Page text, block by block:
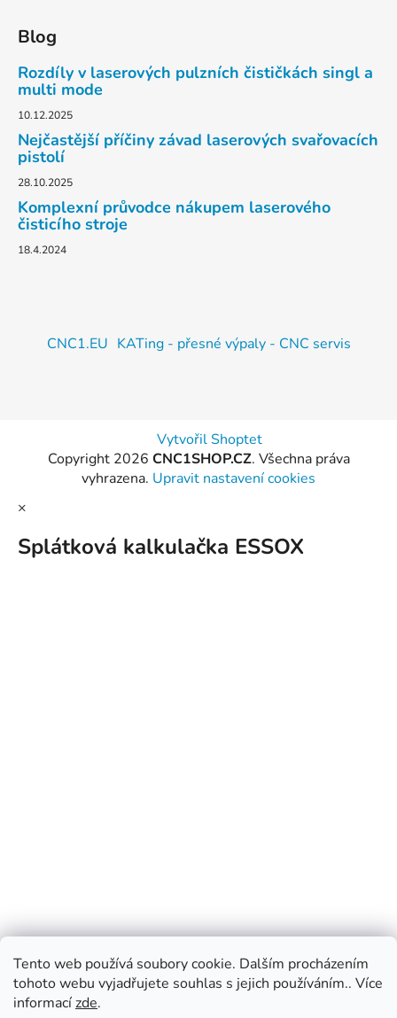
Tento web používá soubory cookie. Dalším procházením
tohoto webu vyjadřujete souhlas s jejich používáním.. Více
informacízde.
Blog
Rozdíly v laserových pulzních čističkách singl a
multi mode
10.12.2025
Nejčastější příčiny závad laserových svařovacích
pistolí
28.10.2025
Komplexní průvodce nákupem laserového
čisticího stroje
18.4.2024
CNC1.EU KATing - přesné výpaly - CNC servis
Vytvořil Shoptet
Copyright 2026 CNC1SHOP.CZ. Všechna práva
vyhrazena. Upravit nastavení cookies
×
Splátková kalkulačka ESSOX